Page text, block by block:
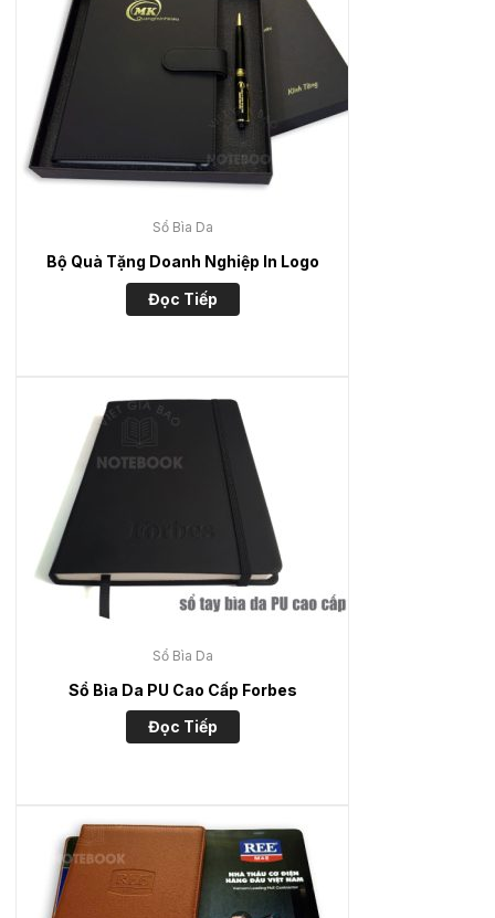
Sổ Bìa Da
Bộ Quà Tặng Doanh Nghiệp In Logo
Đọc Tiếp
Sổ Bìa Da
Sổ Bìa Da PU Cao Cấp Forbes
Đọc Tiếp